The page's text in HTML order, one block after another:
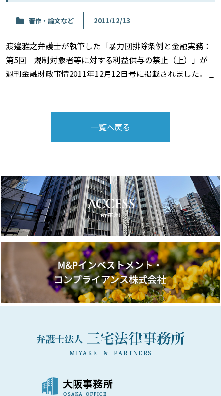
著作・論⽂など 2011/12/13
渡邉雅之弁護士が執筆した「暴力団排除条例と金融実務：
第5回 規制対象者等に対する利益供与の禁止（上）」が
週刊金融財政事情2011年12月12日号に掲載されました。 _
一覧へ戻る